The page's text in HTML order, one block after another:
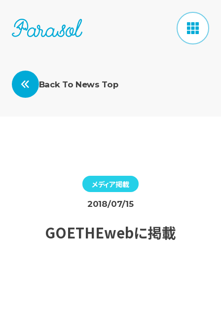
Back To News Top
メディア掲載
2018/07/15
GOETHEwebに掲載